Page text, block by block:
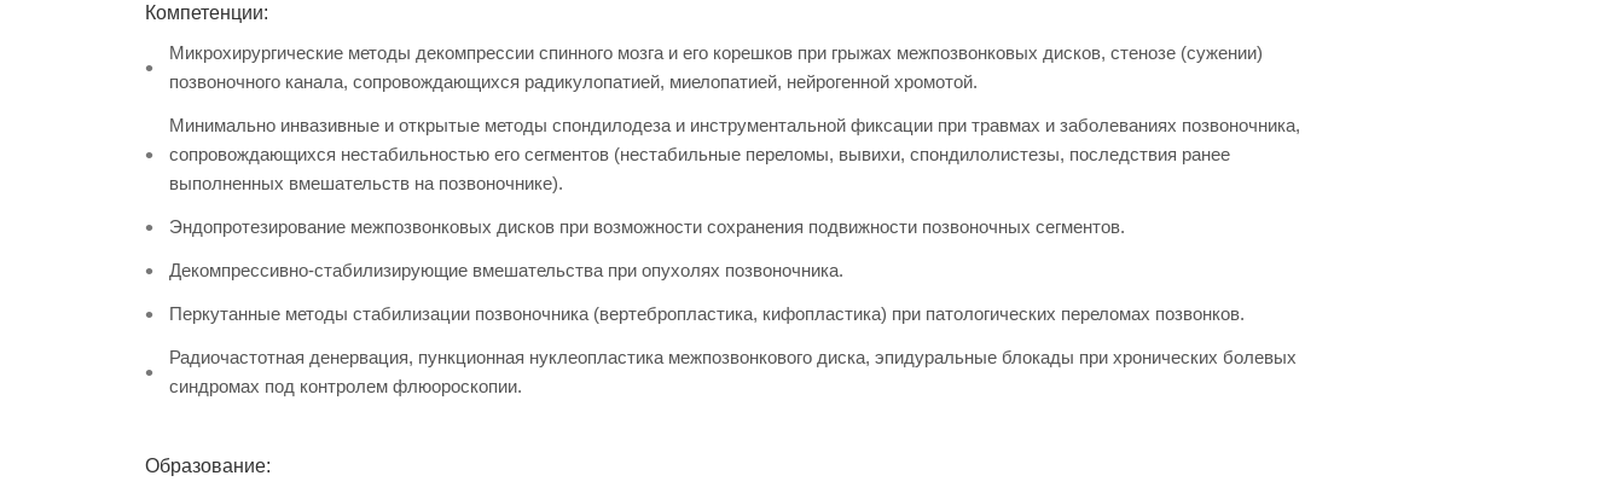
Компетенции:
Микрохирургические методы декомпрессии спинного мозга и его корешков при грыжах межпозвонковых дисков, стенозе (сужении)
позвоночного канала, сопровождающихся радикулопатией, миелопатией, нейрогенной хромотой.
Минимально инвазивные и открытые методы спондилодеза и инструментальной фиксации при травмах и заболеваниях позвоночника,
сопровождающихся нестабильностью его сегментов (нестабильные переломы, вывихи, спондилолистезы, последствия ранее
выполненных вмешательств на позвоночнике).
Эндопротезирование межпозвонковых дисков при возможности сохранения подвижности позвоночных сегментов.
Декомпрессивно-стабилизирующие вмешательства при опухолях позвоночника.
Перкутанные методы стабилизации позвоночника (вертебропластика, кифопластика) при патологических переломах позвонков.
Радиочастотная денервация, пункционная нуклеопластика межпозвонкового диска, эпидуральные блокады при хронических болевых
синдромах под контролем флюороскопии.
Образование: